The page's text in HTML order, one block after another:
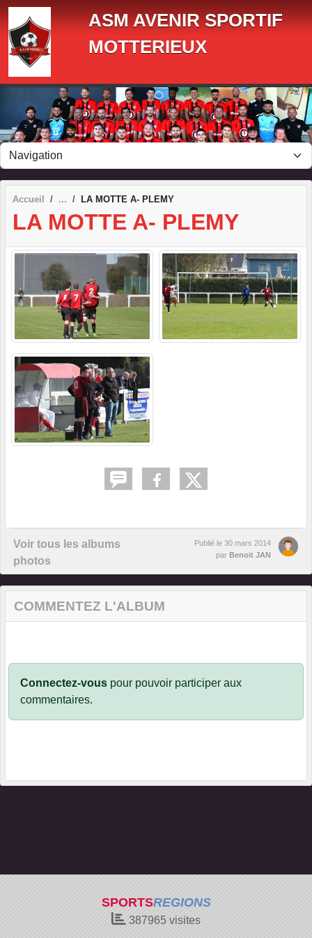
ASM AVENIR SPORTIF
MOTTERIEUX
Accueil LA MOTTE A- PLEMY
LA MOTTE A- PLEMY
Voir tous les albums
photos
Publié le 30 mars 2014
par Benoit JAN
COMMENTEZ L'ALBUM
Connectez-vous pour pouvoir participer aux
commentaires.
SPORTSREGIONS
387965 visites
Panneau de gestion des cookies